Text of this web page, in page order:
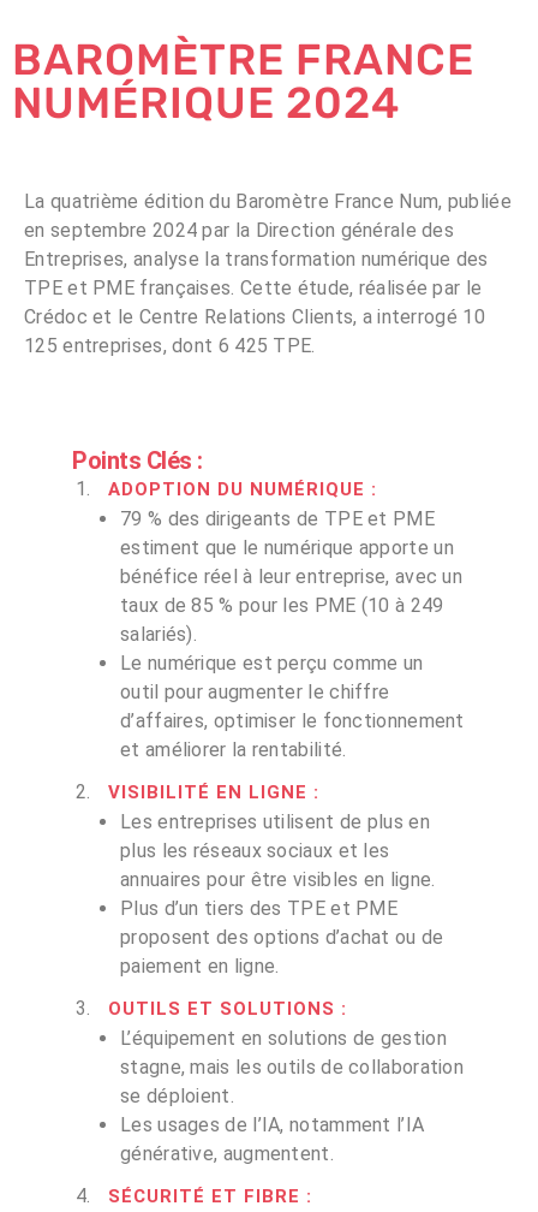
BAROMÈTRE FRANCE
NUMÉRIQUE 2024
La quatrième édition du Baromètre France Num, publiée
en septembre 2024 par la Direction générale des
Entreprises, analyse la transformation numérique des
TPE et PME françaises. Cette étude, réalisée par le
Crédoc et le Centre Relations Clients, a interrogé 10
125 entreprises, dont 6 425 TPE.
Points Clés :
ADOPTION DU NUMÉRIQUE :
79 % des dirigeants de TPE et PME
estiment que le numérique apporte un
bénéfice réel à leur entreprise, avec un
taux de 85 % pour les PME (10 à 249
salariés).
Le numérique est perçu comme un
outil pour augmenter le chiffre
d’affaires, optimiser le fonctionnement
et améliorer la rentabilité.
VISIBILITÉ EN LIGNE :
Les entreprises utilisent de plus en
plus les réseaux sociaux et les
annuaires pour être visibles en ligne.
Plus d’un tiers des TPE et PME
proposent des options d’achat ou de
paiement en ligne.
OUTILS ET SOLUTIONS :
L’équipement en solutions de gestion
stagne, mais les outils de collaboration
se déploient.
Les usages de l’IA, notamment l’IA
générative, augmentent.
SÉCURITÉ ET FIBRE :